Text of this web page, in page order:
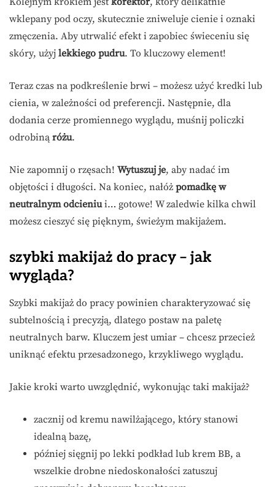
wklepany pod oczy, skutecznie zniweluje cienie i oznaki
zmęczenia. Aby utrwalić efekt i zapobiec świeceniu się
skóry, użyj lekkiego pudru. To kluczowy element!
Teraz czas na podkreślenie brwi – możesz użyć kredki lub
cienia, w zależności od preferencji. Następnie, dla
dodania cerze promiennego wyglądu, muśnij policzki
odrobiną różu.
Nie zapomnij o rzęsach! Wytuszuj je, aby nadać im
objętości i długości. Na koniec, nałóż pomadkę w
neutralnym odcieniui… gotowe! W zaledwie kilka chwil
możesz cieszyć się pięknym, świeżym makijażem.
szybki makijaż do pracy – jak
wygląda?
Szybki makijaż do pracy powinien charakteryzować się
subtelnością i precyzją, dlatego postaw na paletę
neutralnych barw. Kluczem jest umiar – chcesz przecież
uniknąć efektu przesadzonego, krzykliwego wyglądu.
Jakie kroki warto uwzględnić, wykonując taki makijaż?
zacznij od kremu nawilżającego, który stanowi
idealną bazę,
później sięgnij po lekki podkład lub krem BB, a
wszelkie drobne niedoskonałości zatuszuj